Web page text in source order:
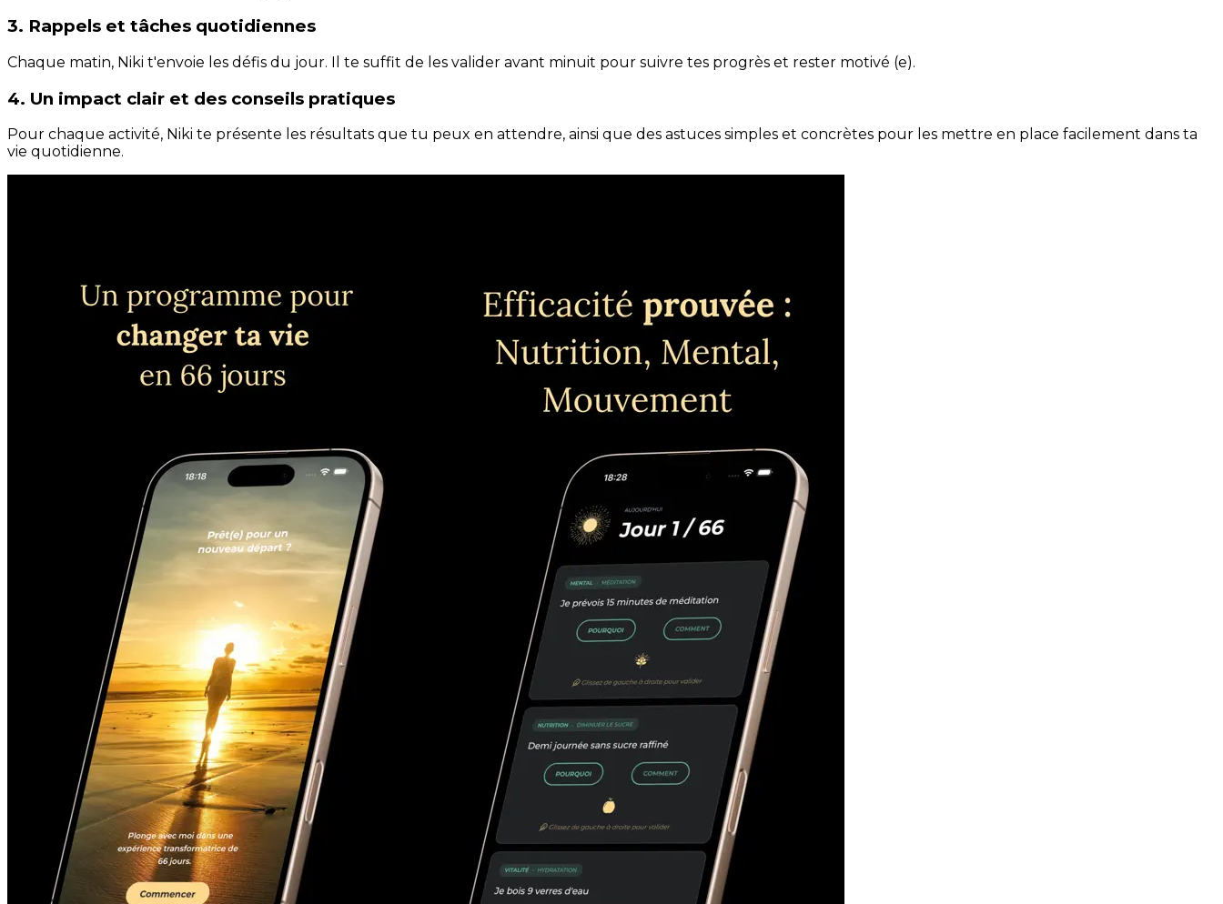
3. Rappels et tâches quotidiennes
Chaque matin, Niki t'envoie les défis du jour. Il te suffit de les valider avant minuit pour suivre tes progrès et rester motivé (e).
4. Un impact clair et des conseils pratiques
Pour chaque activité, Niki te présente les résultats que tu peux en attendre, ainsi que des astuces simples et concrètes pour les mettre en place facilement dans ta
vie quotidienne.